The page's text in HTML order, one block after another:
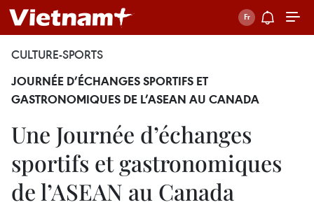
CULTURE-SPORTS
JOURNÉE D’ÉCHANGES SPORTIFS ET
GASTRONOMIQUES DE L’ASEAN AU CANADA
Une Journée d’échanges
sportifs et gastronomiques
de l’ASEAN au Canada